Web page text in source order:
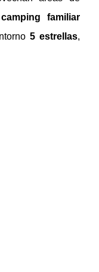
camping familiar
5 estrellas,